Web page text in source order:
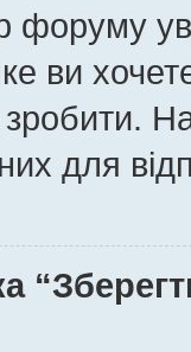
форуму
ви
для